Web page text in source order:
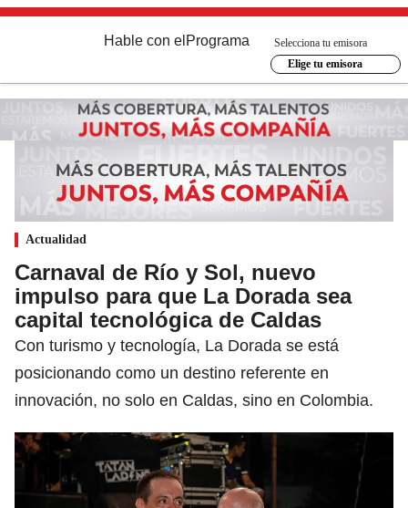
Hable con el Programa
Selecciona tu emisora
Elige tu emisora
Actualidad
Carnaval de Río y Sol, nuevo
impulso para que La Dorada sea
capital tecnológica de Caldas
Con turismo y tecnología, La Dorada se está
posicionando como un destino referente en
innovación, no solo en Caldas, sino en Colombia.